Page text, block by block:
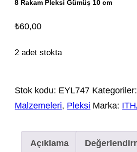
8 Rakam Pleksi Gümüş 10 cm
₺60,00
2 adet stokta
Stok kodu: EYL747 Kategoriler:
Malzemeleri, Pleksi Marka:
Açıklama